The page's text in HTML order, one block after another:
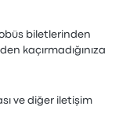
biletlerinden
kaçırmadığınıza
ve diğer iletişim